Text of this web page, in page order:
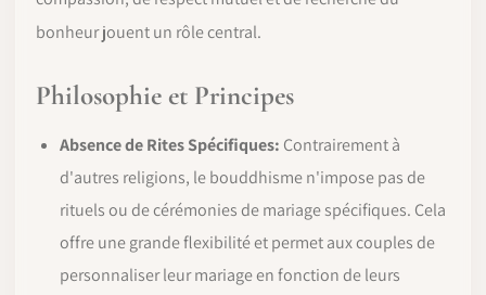
bonheur jouent un rôle central.
Philosophie et Principes
Absence de Rites Spécifiques: Contrairement à
d'autres religions, le bouddhisme n'impose pas de
rituels ou de cérémonies de mariage spécifiques. Cela
offre une grande flexibilité et permet aux couples de
personnaliser leur mariage en fonction de leurs